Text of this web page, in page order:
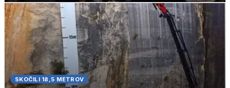
SKOČILI 18,5 METROV